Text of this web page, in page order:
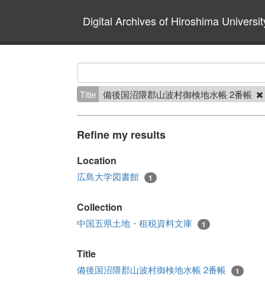
Digital Archives of Hiroshima
Title 備後国沼隈郡山波村御検地水帳 2番帳
Refine my results
Location
広島大学図書館 1
Collection
中国五県土地・租税資料文庫 1
Title
備後国沼隈郡山波村御検地水帳 2番帳 1